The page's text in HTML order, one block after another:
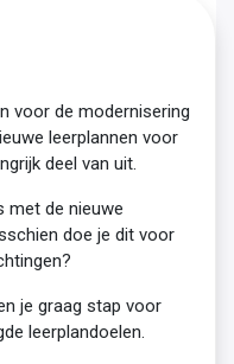
voor de modernisering
leerplannen voor
deel van uit.
met de nieuwe
doe je dit voor
je graag stap voor
leerplandoelen.